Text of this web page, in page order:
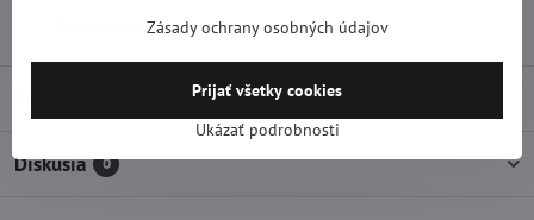
Zabezpečovacia technika
Diskusia 0
Zásady ochrany osobných údajov
Ukázať podrobnosti
Prijať všetky cookies